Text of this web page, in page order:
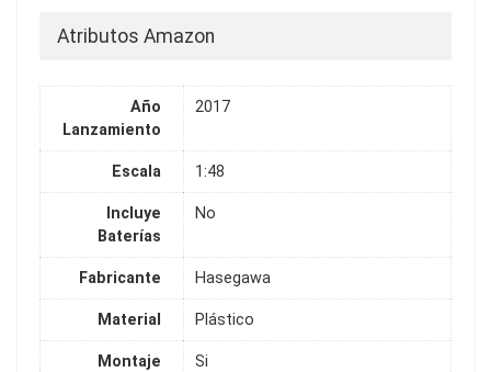
Atributos Amazon
Año
Lanzamiento
2017
Escala 1:48
Incluye
Baterías
No
Fabricante Hasegawa
Material Plástico
Montaje
Si